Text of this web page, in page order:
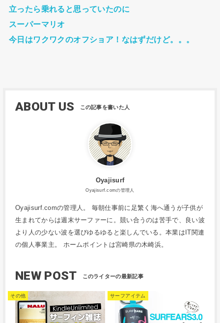
立ったら乗れると思っていたのに
スーパーマリオ
今日はワクワクのオフショア！なはずだけど。。。
ABOUT US
Oyajisurf
Oyajisurf.comの管理人
Oyajisurf.comの管理人。 毎朝仕事前に足繁く海へ通うが子供が
生まれてからは週末サーファーに。競い合うのは苦手で、良い波
より人の少ない波を選びゆるゆると楽しんでいる。本業はIT関連
の個人事業主。 ホームポイントは宮崎県の木崎浜。
NEW POST
その他 サーフアイテム